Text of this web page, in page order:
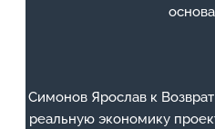
Симонов Ярославк
реальную экономику